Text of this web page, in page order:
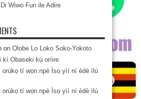
Wiwo Fun ile Adire
on Olobe Lo Loko Soko-Yokoto
kí Obaseki kú oríire
orúkọ tí wọn npè Ìsọ yìí ní èdè ìlú
orúkọ tí wọn npè Ìsọ yìí ní èdè ìlú